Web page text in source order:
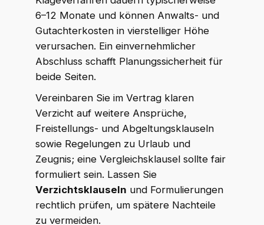
6–12 Monate und können Anwalts- und
Gutachterkosten in vierstelliger Höhe
verursachen. Ein einvernehmlicher
Abschluss schafft Planungssicherheit für
beide Seiten.
Vereinbaren Sie im Vertrag klaren
Verzicht auf weitere Ansprüche,
Freistellungs- und Abgeltungsklauseln
sowie Regelungen zu Urlaub und
Zeugnis; eine Vergleichsklausel sollte fair
formuliert sein. Lassen Sie
Verzichtsklauseln und Formulierungen
rechtlich prüfen, um spätere Nachteile
zu vermeiden.